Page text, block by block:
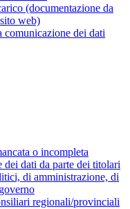
(documentazione da
web)
comunicazione dei dati
o incompleta
dei dati da parte dei titolari
di amministrazione, di
regionali/provinciali